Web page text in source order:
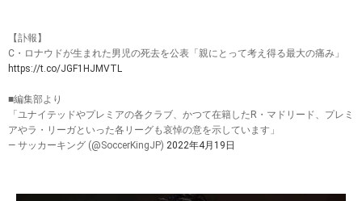
【訃報】
C・ロナウドが生まれた男児の死去を公表「親にとって考え得る最大の痛み」
https://t.co/JGF1HJMVTL
■編集部より
「ユナイテッドやプレミアの各クラブ、かつて在籍したR・マドリード、プレミ
アやラ・リーガといった各リーグも哀悼の意を示しています」
— サッカーキング (@SoccerKingJP) 2022年4月19日